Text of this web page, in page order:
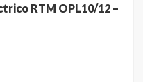
RTM OPL10/12 –